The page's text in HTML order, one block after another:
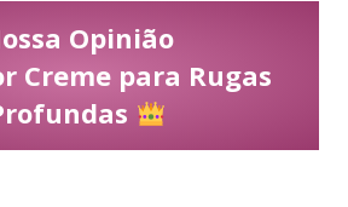
Opinião
Creme para Rugas